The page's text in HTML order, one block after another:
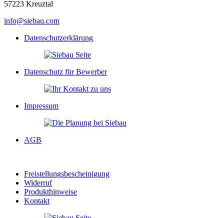
57223 Kreuztal
info@siebau.com
Datenschutzerklärung
Datenschutz für Bewerber
Impressum
AGB
Freistellungsbescheinigung
Widerruf
Produkthinweise
Kontakt